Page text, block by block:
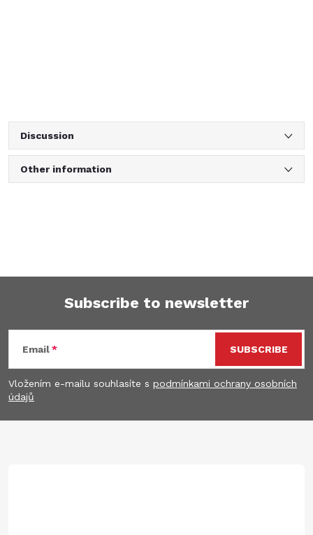
Discussion
Other information
F
o
o
Subscribe to newsletter
Email
Vložením e-mailu souhlasíte s podmínkami ochrany osobních
údajů
SUBSCRIBE